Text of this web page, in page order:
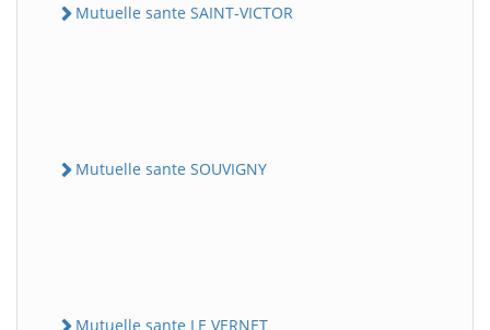
Mutuelle sante SAINT-VICTOR
Mutuelle sante SOUVIGNY
Mutuelle sante LE VERNET